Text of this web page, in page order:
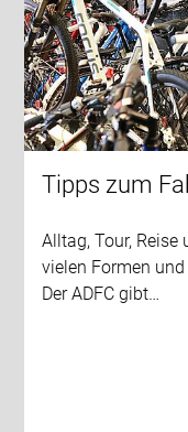
Tipps zum
Alltag, Tour, Reise
vielen Formen
Der ADFC gibt…